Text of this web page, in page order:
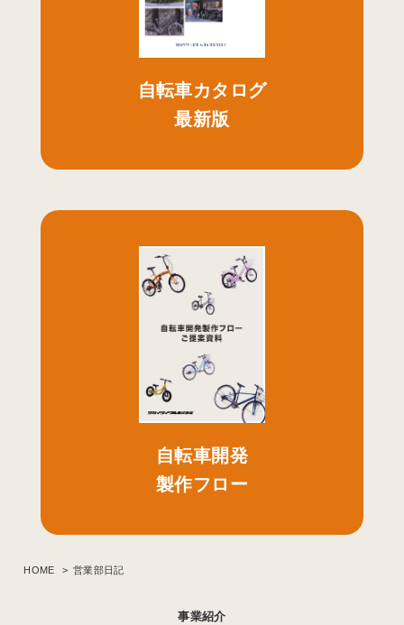
自転車カタログ
最新版
自転車開発
製作フロー
HOME 営業部日記
事業紹介